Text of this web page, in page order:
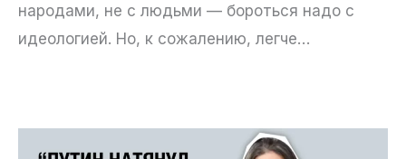
народами, не с людьми — бороться надо с
идеологией. Но, к сожалению, легче…